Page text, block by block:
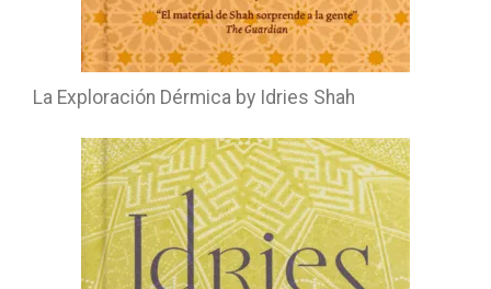
La Exploración Dérmica by Idries Shah